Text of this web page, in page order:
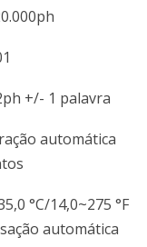
+/- 1 palavra
automática
°C/14,0~275 °F
automática